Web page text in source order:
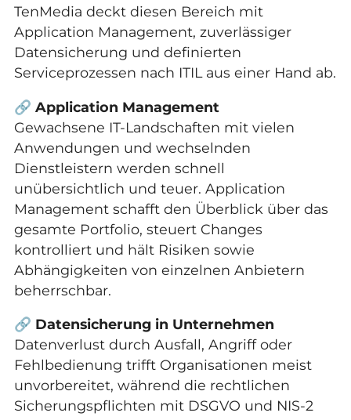
TenMedia deckt diesen Bereich mit
Application Management, zuverlässiger
Datensicherung und definierten
Serviceprozessen nach ITIL aus einer Hand ab.
🔗 Application Management
Gewachsene IT-Landschaften mit vielen
Anwendungen und wechselnden
Dienstleistern werden schnell
unübersichtlich und teuer. Application
Management schafft den Überblick über das
gesamte Portfolio, steuert Changes
kontrolliert und hält Risiken sowie
Abhängigkeiten von einzelnen Anbietern
beherrschbar.
🔗 Datensicherung in Unternehmen
Datenverlust durch Ausfall, Angriff oder
Fehlbedienung trifft Organisationen meist
unvorbereitet, während die rechtlichen
Sicherungspflichten mit DSGVO und NIS-2